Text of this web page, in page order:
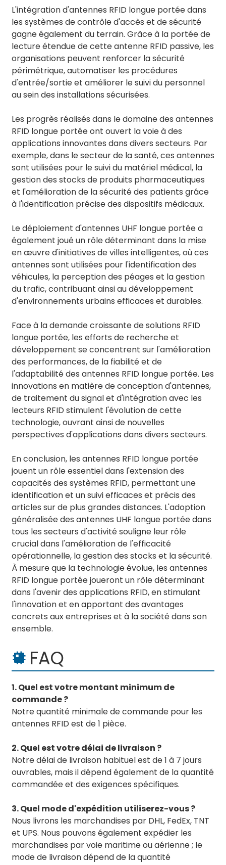
L'intégration d'antennes RFID longue portée dans
les systèmes de contrôle d'accès et de sécurité
gagne également du terrain. Grâce à la portée de
lecture étendue de cette antenne RFID passive, les
organisations peuvent renforcer la sécurité
périmétrique, automatiser les procédures
d'entrée/sortie et améliorer le suivi du personnel
au sein des installations sécurisées.
Les progrès réalisés dans le domaine des antennes
RFID longue portée ont ouvert la voie à des
applications innovantes dans divers secteurs. Par
exemple, dans le secteur de la santé, ces antennes
sont utilisées pour le suivi du matériel médical, la
gestion des stocks de produits pharmaceutiques
et l'amélioration de la sécurité des patients grâce
à l'identification précise des dispositifs médicaux.
Le déploiement d'antennes UHF longue portée a
également joué un rôle déterminant dans la mise
en œuvre d'initiatives de villes intelligentes, où ces
antennes sont utilisées pour l'identification des
véhicules, la perception des péages et la gestion
du trafic, contribuant ainsi au développement
d'environnements urbains efficaces et durables.
Face à la demande croissante de solutions RFID
longue portée, les efforts de recherche et
développement se concentrent sur l'amélioration
des performances, de la fiabilité et de
l'adaptabilité des antennes RFID longue portée. Les
innovations en matière de conception d'antennes,
de traitement du signal et d'intégration avec les
lecteurs RFID stimulent l'évolution de cette
technologie, ouvrant ainsi de nouvelles
perspectives d'applications dans divers secteurs.
En conclusion, les antennes RFID longue portée
jouent un rôle essentiel dans l'extension des
capacités des systèmes RFID, permettant une
identification et un suivi efficaces et précis des
articles sur de plus grandes distances. L'adoption
généralisée des antennes UHF longue portée dans
tous les secteurs d'activité souligne leur rôle
crucial dans l'amélioration de l'efficacité
opérationnelle, la gestion des stocks et la sécurité.
À mesure que la technologie évolue, les antennes
RFID longue portée joueront un rôle déterminant
dans l'avenir des applications RFID, en stimulant
l'innovation et en apportant des avantages
concrets aux entreprises et à la société dans son
ensemble.
FAQ
1. Quel est votre montant minimum de
commande ?
Notre quantité minimale de commande pour les
antennes RFID est de 1 pièce.
2. Quel est votre délai de livraison ?
Notre délai de livraison habituel est de 1 à 7 jours
ouvrables, mais il dépend également de la quantité
commandée et des exigences spécifiques.
3. Quel mode d'expédition utiliserez-vous ?
Nous livrons les marchandises par DHL, FedEx, TNT
et UPS. Nous pouvons également expédier les
marchandises par voie maritime ou aérienne ; le
mode de livraison dépend de la quantité